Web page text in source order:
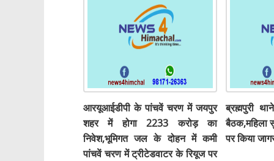
आरयूआईडीपी के पांचवें चरण में जयपुर
शहर में होगा 2233 करोड़ का
निवेश,भूमिगत जल के दोहन में कमी
पांचवें चरण में ट्रीटेडवाटर के रियूज पर
ब्रह्मपुरी
बैठक,महिला
पर किया